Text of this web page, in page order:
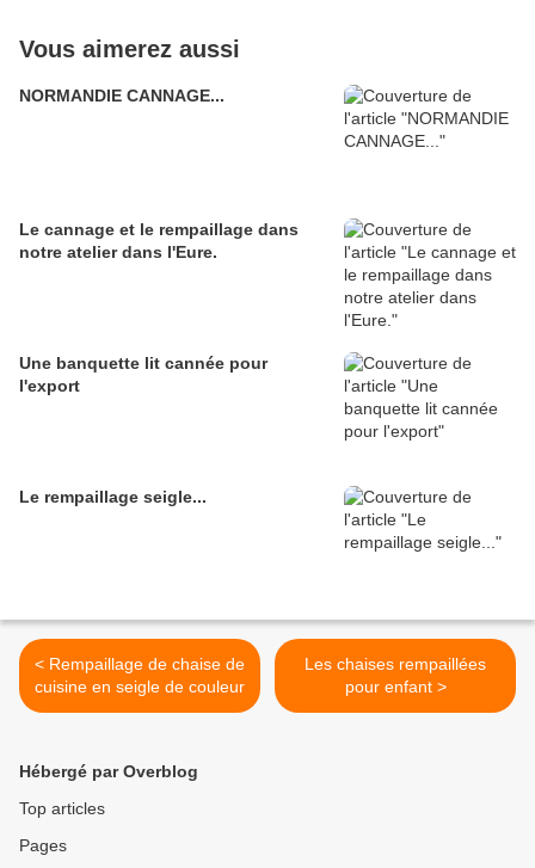
Vous aimerez aussi
NORMANDIE CANNAGE...
Le cannage et le rempaillage dans
notre atelier dans l'Eure.
Une banquette lit cannée pour
l'export
Le rempaillage seigle...
< Rempaillage de chaise de
cuisine en seigle de couleur
Les chaises rempaillées
pour enfant >
Hébergé par Overblog
Top articles
Pages